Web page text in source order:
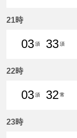
21時
03須
33須
22時
03須
32常
23時